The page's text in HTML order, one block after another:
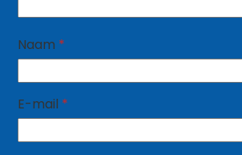
Naam *
E-mail *